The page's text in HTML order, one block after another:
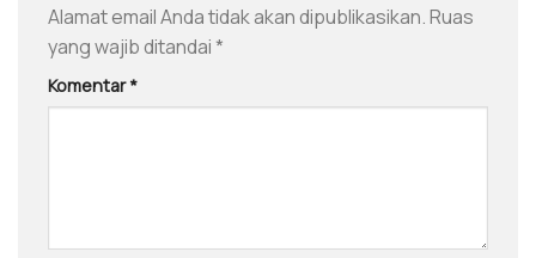
Alamat email Anda tidak akan dipublikasikan.Ruas
yang wajib ditandai*
Komentar*